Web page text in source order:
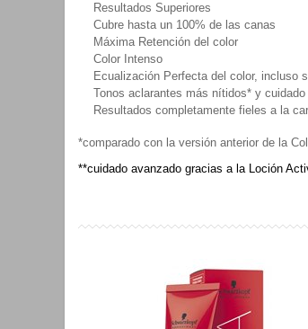
Resultados Superiores
Cubre hasta un 100% de las canas
Máxima Retención del color
Color Intenso
Ecualización Perfecta del color, incluso
Tonos aclarantes más nítidos* y
Resultados completamente fieles a la
*comparado con la versión anterior de la
**cuidado avanzado gracias a la Loción